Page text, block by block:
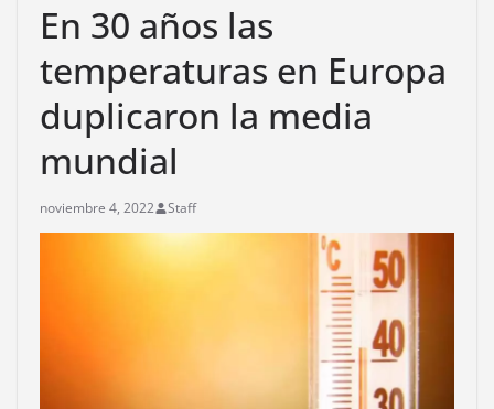
En 30 años las
temperaturas en Europa
duplicaron la media
mundial
noviembre 4, 2022 Staff